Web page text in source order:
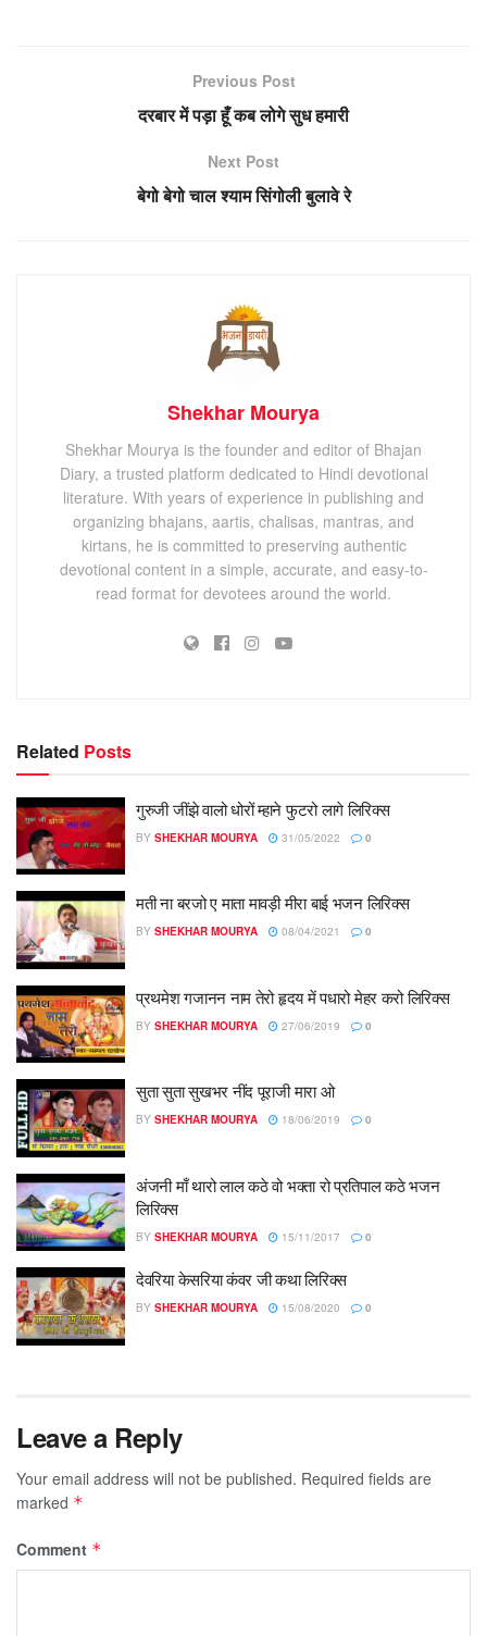
Previous Post
दरबार में पड़ा हूँ कब लोगे सुध हमारी
Next Post
बेगो बेगो चाल श्याम सिंगोली बुलावे रे
Shekhar Mourya
Shekhar Mourya is the founder and editor of Bhajan
Diary, a trusted platform dedicated to Hindi devotional
literature. With years of experience in publishing and
organizing bhajans, aartis, chalisas, mantras, and
kirtans, he is committed to preserving authentic
devotional content in a simple, accurate, and easy-to-
read format for devotees around the world.
Related Posts
गुरुजी जींझे वालो धोरों म्हाने फुटरो लागे लिरिक्स
BY SHEKHAR MOURYA 31/05/2022 0
मती ना बरजो ए माता मावड़ी मीरा बाई भजन लिरिक्स
BY SHEKHAR MOURYA 08/04/2021 0
प्रथमेश गजानन नाम तेरो हृदय में पधारो मेहर करो लिरिक्स
BY SHEKHAR MOURYA 27/06/2019 0
सुता सुता सुखभर नींद पूराजी मारा ओ
BY SHEKHAR MOURYA 18/06/2019 0
अंजनी माँ थारो लाल कठे वो भक्ता रो प्रतिपाल कठे भजन
लिरिक्स
BY SHEKHAR MOURYA 15/11/2017 0
देवरिया केसरिया कंवर जी कथा लिरिक्स
BY SHEKHAR MOURYA 15/08/2020 0
Leave a Reply
Your email address will not be published. Required fields are
marked *
Comment *